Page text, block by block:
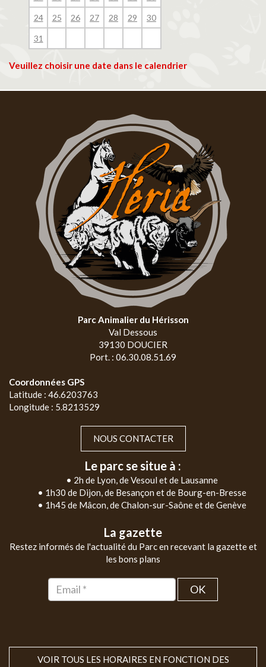
24 25 26 27 28 29 30
31
Veuillez choisir une date dans le calendrier
Parc Animalier du Hérisson
Val Dessous
39130 DOUCIER
Port. : 06.30.08.51.69
Coordonnées GPS
Latitude : 46.6203763
Longitude : 5.8213529
NOUS CONTACTER
Le parc se situe à :
• 2h de Lyon, de Vesoul et de Lausanne
• 1h30 de Dijon, de Besançon et de Bourg-en-Bresse
• 1h45 de Mâcon, de Chalon-sur-Saône et de Genève
La gazette
Restez informés de l'actualité du Parc en recevant la gazette et
les bons plans
OK
VOIR TOUS LES HORAIRES EN FONCTION DES